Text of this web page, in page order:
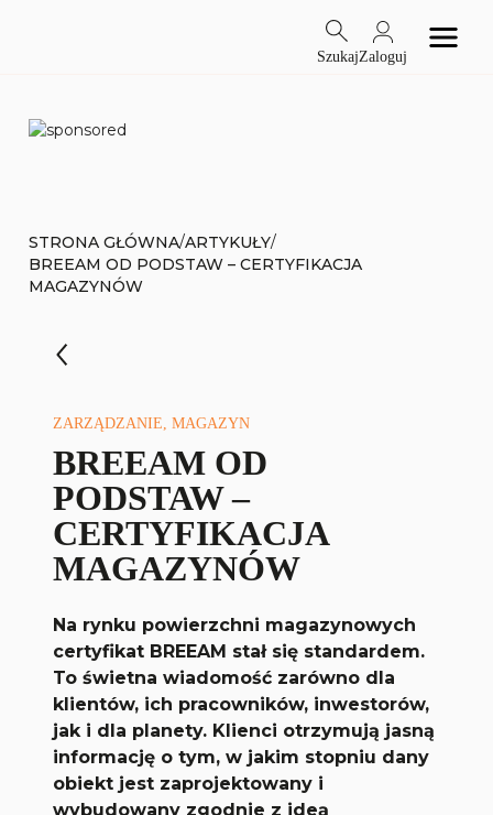
SzukajZaloguj
STRONA GŁÓWNA/ARTYKUŁY/
BREEAM OD PODSTAW – CERTYFIKACJA
MAGAZYNÓW
ZARZĄDZANIE, MAGAZYN
BREEAM OD
PODSTAW –
CERTYFIKACJA
MAGAZYNÓW
Na rynku powierzchni magazynowych
certyfikat BREEAM stał się standardem.
To świetna wiadomość zarówno dla
klientów, ich pracowników, inwestorów,
jak i dla planety. Klienci otrzymują jasną
informację o tym, w jakim stopniu dany
obiekt jest zaprojektowany i
wybudowany zgodnie z ideą